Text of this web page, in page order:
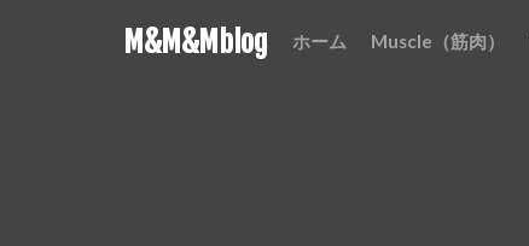
M&M&Mblog ホーム Muscle（筋肉）